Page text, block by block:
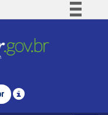
Comunica BR
Legislação